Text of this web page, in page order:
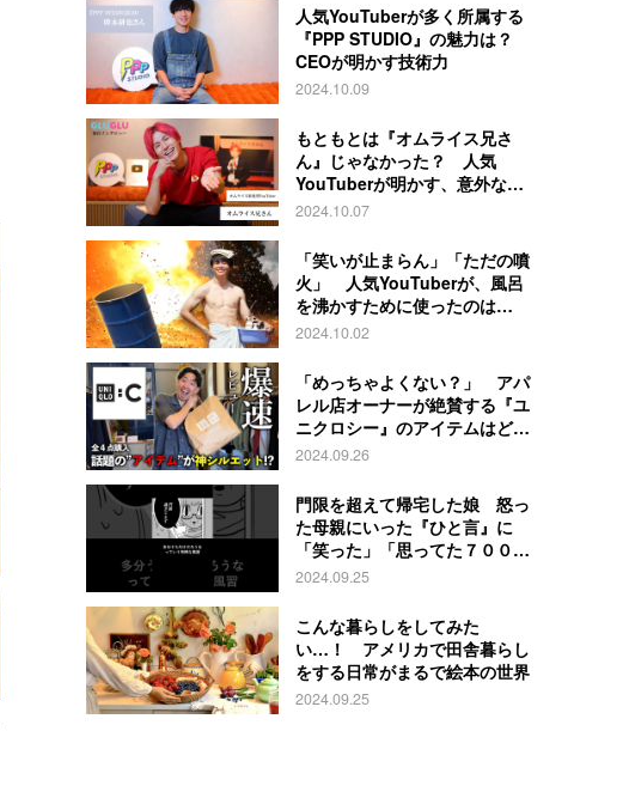
人気YouTuberが多く所属する
『PPP STUDIO』の魅力は？
CEOが明かす技術力
2024.10.09
もともとは『オムライス兄さ
ん』じゃなかった？ 人気
YouTuberが明かす、意外な過
去とは
2024.10.07
「笑いが止まらん」「ただの噴
火」 人気YouTuberが、風呂
を沸かすために使ったのは…
2024.10.02
「めっちゃよくない？」 アパ
レル店オーナーが絶賛する『ユ
ニクロシー』のアイテムはど
れ？
2024.09.26
門限を超えて帰宅した娘 怒っ
た母親にいった『ひと言』に
「笑った」「思ってた７００倍
特殊」
2024.09.25
こんな暮らしをしてみた
い…！ アメリカで田舎暮らし
をする日常がまるで絵本の世界
2024.09.25